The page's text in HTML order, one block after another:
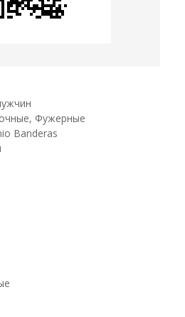
Фужерные
Banderas